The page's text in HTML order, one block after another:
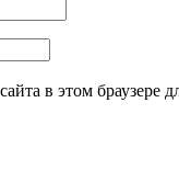
в этом